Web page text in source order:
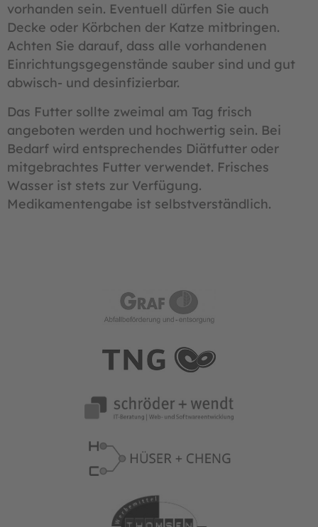
vorhanden sein. Eventuell dürfen Sie auch
Decke oder Körbchen der Katze mitbringen.
Achten Sie darauf, dass alle vorhandenen
Einrichtungsgegenstände sauber sind und gut
abwisch- und desinfizierbar.
Das Futter sollte zweimal am Tag frisch
angeboten werden und hochwertig sein. Bei
Bedarf wird entsprechendes Diätfutter oder
mitgebrachtes Futter verwendet. Frisches
Wasser ist stets zur Verfügung.
Medikamentengabe ist selbstverständlich.